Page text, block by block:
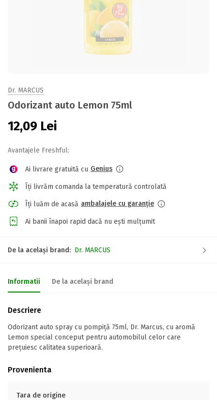
Dr. MARCUS
Odorizant auto Lemon 75ml
12,09 Lei
Avantajele Freshful:
Ai livrare gratuită cu Genius
Îți livrăm comanda la temperatură controlată
Îți luăm de acasă ambalajele cu garanție
Ai banii înapoi rapid dacă nu ești mulțumit
De la același brand: Dr. MARCUS
Informatii De la același brand
Descriere
Odorizant auto spray cu pompiță 75ml, Dr. Marcus, cu aromă
Lemon special conceput pentru automobilul celor care
prețuiesc calitatea superioară.
Provenienta
Tara de origine